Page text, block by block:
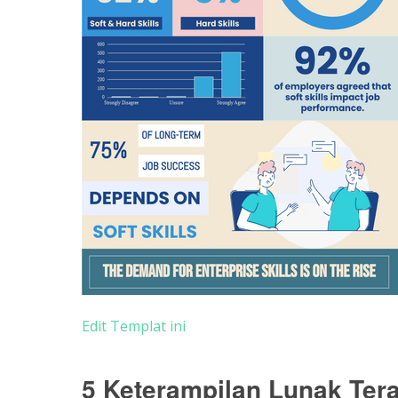
Edit Templat ini
5 Keterampilan Lunak